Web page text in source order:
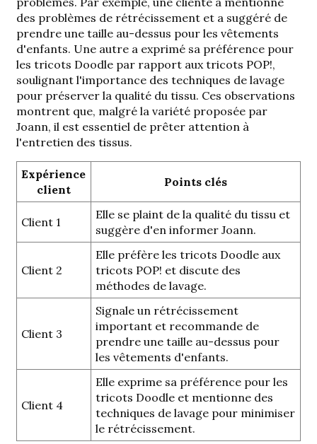
des problèmes de rétrécissement et a suggéré de
prendre une taille au-dessus pour les vêtements
d'enfants. Une autre a exprimé sa préférence pour
les tricots Doodle par rapport aux tricots POP!,
soulignant l'importance des techniques de lavage
pour préserver la qualité du tissu. Ces observations
montrent que, malgré la variété proposée par
Joann, il est essentiel de prêter attention à
l'entretien des tissus.
Expérience
client
Points clés
Client 1
Elle se plaint de la qualité du tissu et
suggère d'en informer Joann.
Client 2
Elle préfère les tricots Doodle aux
tricots POP! et discute des
méthodes de lavage.
Client 3
Signale un rétrécissement
important et recommande de
prendre une taille au-dessus pour
les vêtements d'enfants.
Client 4
Elle exprime sa préférence pour les
tricots Doodle et mentionne des
techniques de lavage pour minimiser
le rétrécissement.